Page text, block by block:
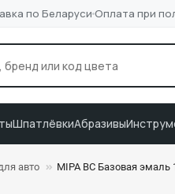
по Беларуси Оплата при
грунт 4+1 P80 3M краска
ШпатлёвкиАбразивы
авто MIPA BC Базовая эмаль